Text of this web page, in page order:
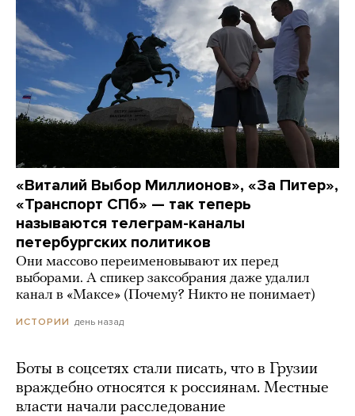
«Виталий Выбор Миллионов», «За Питер»,
«Транспорт СПб» — так теперь
называются телеграм-каналы
петербургских политиков
Они массово переименовывают их перед
выборами. А спикер заксобрания даже удалил
канал в «Максе» (Почему? Никто не понимает)
ИСТОРИИ день назад
Боты в соцсетях стали писать, что в Грузии
враждебно относятся к россиянам. Местные
власти начали расследование